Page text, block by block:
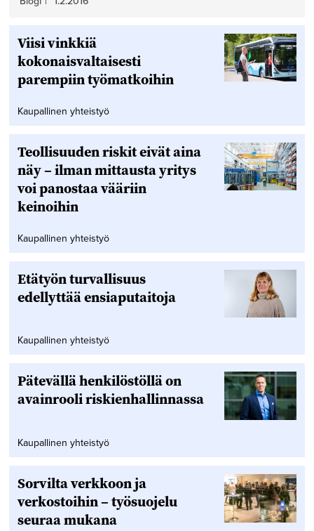
Viisi vinkkiä
kokonaisvaltaisesti
parempiin työmatkoihin
Kaupallinen yhteistyö
Teollisuuden riskit eivät aina
näy – ilman mittausta yritys
voi panostaa vääriin
keinoihin
Kaupallinen yhteistyö
Etätyön turvallisuus
edellyttää ensiaputaitoja
Kaupallinen yhteistyö
Pätevällä henkilöstöllä on
avainrooli riskienhallinnassa
Kaupallinen yhteistyö
Sorvilta verkkoon ja
verkostoihin – työsuojelu
seuraa mukana